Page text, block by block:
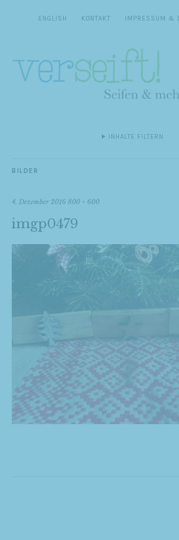
ENGLISH KONTAKT IMPRESSUM &
INHALTE FILTERN
BILDER
4. Dezember 2016 800 × 600
imgp0479